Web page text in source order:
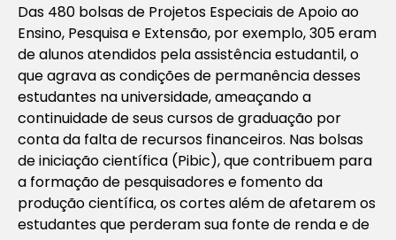
Das 480 bolsas de Projetos Especiais de Apoio ao
Ensino, Pesquisa e Extensão, por exemplo, 305 eram
de alunos atendidos pela assistência estudantil, o
que agrava as condições de permanência desses
estudantes na universidade, ameaçando a
continuidade de seus cursos de graduação por
conta da falta de recursos financeiros. Nas bolsas
de iniciação científica (Pibic), que contribuem para
a formação de pesquisadores e fomento da
produção científica, os cortes além de afetarem os
estudantes que perderam sua fonte de renda e de